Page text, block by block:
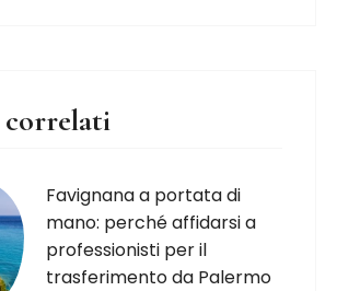
Favignana a portata di
mano: perché affidarsi a
professionisti per il
trasferimento da Palermo